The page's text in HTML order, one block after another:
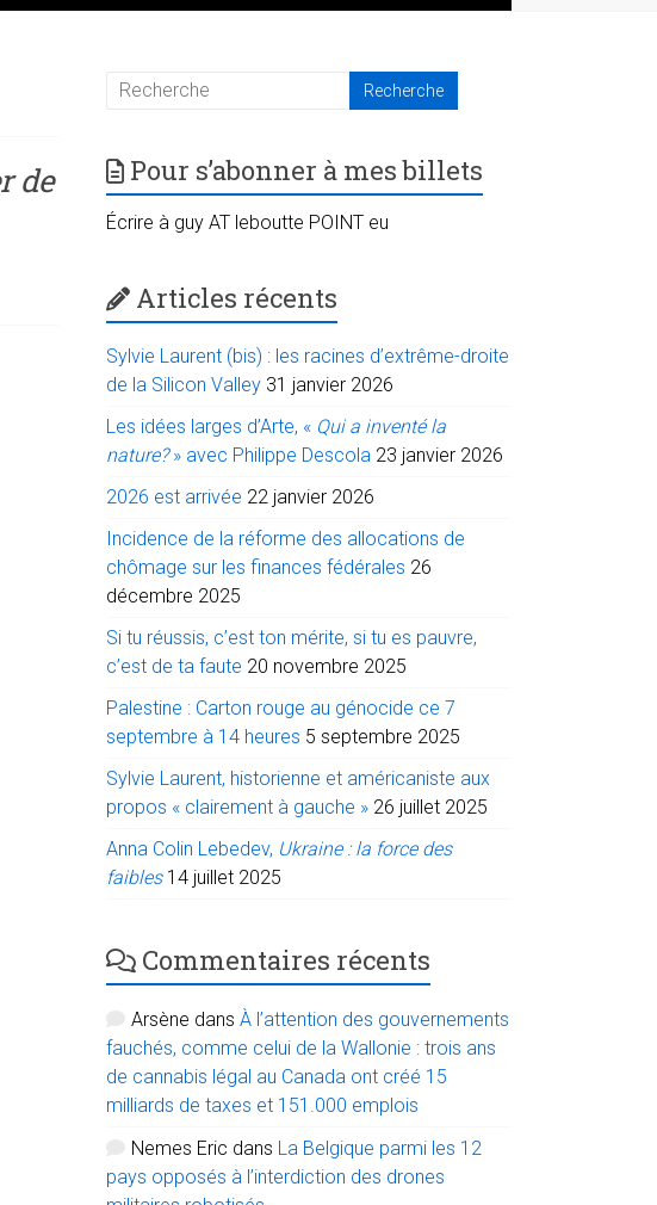
de
Pour s’abonner à mes billets
Écrire à guy AT leboutte POINT eu
Articles récents
Sylvie Laurent (bis) : les racines d’extrême-droite
de la Silicon Valley 31 janvier 2026
Les idées larges d’Arte, « Qui a inventé la
nature?» avec Philippe Descola 23 janvier 2026
2026 est arrivée 22 janvier 2026
Incidence de la réforme des allocations de
chômage sur les finances fédérales 26
décembre 2025
Si tu réussis, c’est ton mérite, si tu es pauvre,
c’est de ta faute 20 novembre 2025
Palestine : Carton rouge au génocide ce 7
septembre à 14 heures 5 septembre 2025
Sylvie Laurent, historienne et américaniste aux
propos « clairement à gauche » 26 juillet 2025
Anna Colin Lebedev, Ukraine : la force des
faibles 14 juillet 2025
Commentaires récents
Arsène dansÀ l’attention des gouvernements
fauchés, comme celui de la Wallonie : trois ans
de cannabis légal au Canada ont créé 15
milliards de taxes et 151.000 emplois
Nemes Eric dans La Belgique parmi les 12
pays opposés à l’interdiction des drones